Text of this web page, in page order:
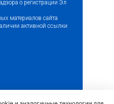
о регистрации Эл
материалов сайта
активной ссылки